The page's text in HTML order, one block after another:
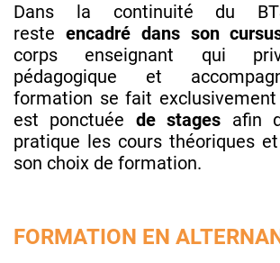
Dans la continuité du
reste encadré dans son
corps enseignant qui
pédagogique et
formation se fait exclusivement
est ponctuée de stages afin
pratique les cours théoriques
son choix de formation.
FORMATION EN